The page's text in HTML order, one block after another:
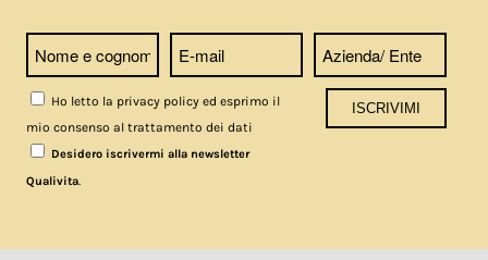
Ho letto la privacy policy ed esprimo il
mio consenso al trattamento dei dati
Desidero iscrivermi alla newsletter
Qualivita.